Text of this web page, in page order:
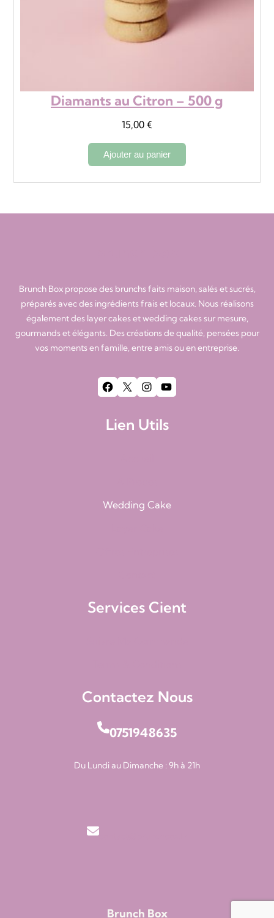
Diamants au Citron – 500 g
15,00 €
Ajouter au panier
Brunch Box propose des brunchs faits maison, salés et sucrés,
préparés avec des ingrédients frais et locaux. Nous réalisons
également des layer cakes et wedding cakes sur mesure,
gourmands et élégants. Des créations de qualité, pensées pour
vos moments en famille, entre amis ou en entreprise.
Facebook X Instagram YouTube
Lien Utils
Wedding Cake
Services Cient
Contactez Nous
0751948635
Du Lundi au Dimanche : 9h à 21h
Brunch Box